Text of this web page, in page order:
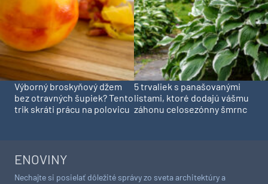
Výborný broskyňový džem
bez otravných šupiek? Tento
trik skráti prácu na polovicu
5 trvaliek s panašovanými
listami, ktoré dodajú vášmu
záhonu celosezónny šmrnc
ENOVINY
Nechajte si posielať dôležité správy zo sveta architektúry a